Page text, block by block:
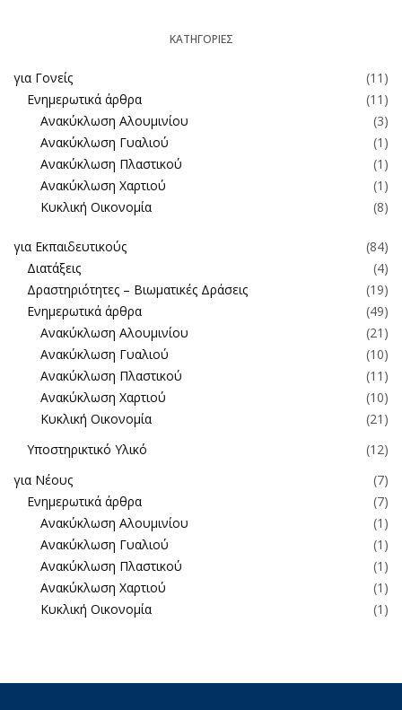
KΑΤΗΓΟΡΊΕΣ
για Γονείς
(11)
Ενημερωτικά άρθρα
(11)
Ανακύκλωση Αλουμινίου
(3)
Ανακύκλωση Γυαλιού
(1)
Ανακύκλωση Πλαστικού
(1)
Ανακύκλωση Χαρτιού
(1)
Κυκλική Οικονομία
(8)
για Εκπαιδευτικούς
(84)
Διατάξεις
(4)
Δραστηριότητες – Βιωματικές Δράσεις
(19)
Ενημερωτικά άρθρα
(49)
Ανακύκλωση Αλουμινίου
(21)
Ανακύκλωση Γυαλιού
(10)
Ανακύκλωση Πλαστικού
(11)
Ανακύκλωση Χαρτιού
(10)
Κυκλική Οικονομία
(21)
Υποστηρικτικό Υλικό
(12)
για Νέους
(7)
Ενημερωτικά άρθρα
(7)
Ανακύκλωση Αλουμινίου
(1)
Ανακύκλωση Γυαλιού
(1)
Ανακύκλωση Πλαστικού
(1)
Ανακύκλωση Χαρτιού
(1)
Κυκλική Οικονομία
(1)